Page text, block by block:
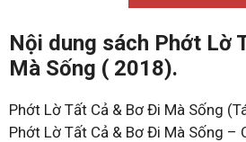
Nội dung sách Phớt Lờ
Mà Sống ( 2018).
Phớt Lờ Tất Cả & Bơ Đi Mà Sống
Phớt Lờ Tất Cả & Bơ Đi Mà Sống –